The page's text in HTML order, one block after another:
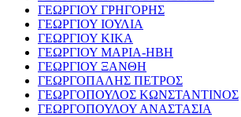
ΓΕΩΡΓΙΟΥ ΓΡΗΓΟΡΗΣ
ΓΕΩΡΓΙΟΥ ΙΟΥΛΙΑ
ΓΕΩΡΓΙΟΥ ΚΙΚΑ
ΓΕΩΡΓΙΟΥ ΜΑΡΙΑ-ΗΒΗ
ΓΕΩΡΓΙΟΥ ΞΑΝΘΗ
ΓΕΩΡΓΟΠΑΛΗΣ ΠΕΤΡΟΣ
ΓΕΩΡΓΟΠΟΥΛΟΣ ΚΩΝΣΤΑΝΤΙΝΟΣ
ΓΕΩΡΓΟΠΟΥΛΟΥ ΑΝΑΣΤΑΣΙΑ